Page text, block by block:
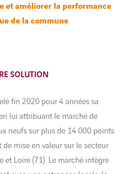
et améliorer la performance
de la commune
SOLUTION
fin 2020 pour 4 années sa
lui attribuant le marché de
neufs sur plus de 14 000 points
mise en valeur sur le secteur
et Loire (71). Le marché intègre